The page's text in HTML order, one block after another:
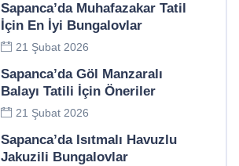
Sapanca’da Muhafazakar Tatil
İçin En İyi Bungalovlar
21 Şubat 2026
Sapanca’da Göl Manzaralı
Balayı Tatili İçin Öneriler
21 Şubat 2026
Sapanca’da Isıtmalı Havuzlu
Jakuzili Bungalovlar